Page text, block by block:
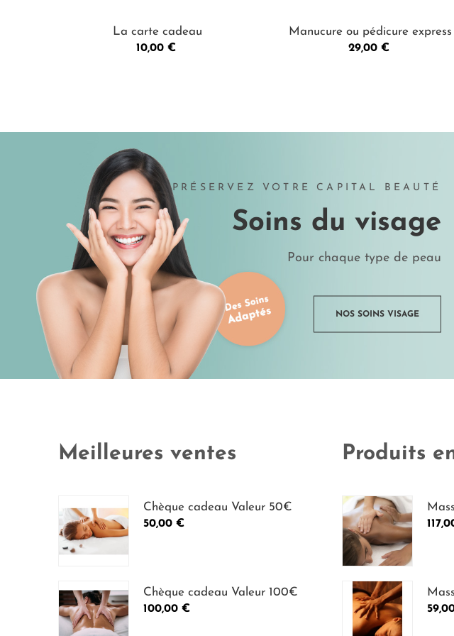
La carte cadeau
Prix
10,00 €
Manucure ou pédicure express
Prix
29,00 €
PRÉSERVEZ VOTRE CAPITAL BEAUTÉ
Soins du visage
Pour chaque type de peau
NOS SOINS VISAGE
Meilleures ventes
Chèque cadeau Valeur 50€
Prix
50,00 €
Chèque cadeau Valeur 100€
Prix
100,00 €
Produits
min
Prix
Prix